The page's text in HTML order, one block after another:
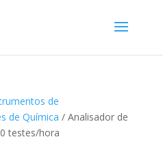
de
de Química / Analisador de
testes/hora